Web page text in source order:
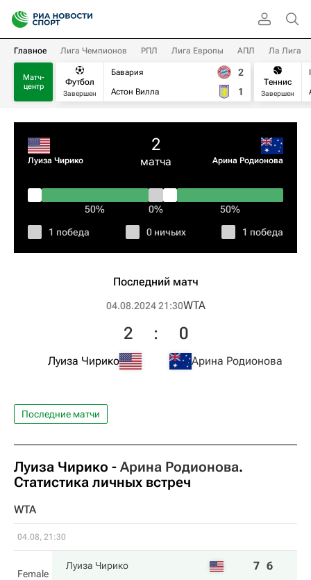
Главное Лига Чемпионов РПЛ Лига Европы АПЛ Ла Лига
Матч-
центр
Футбол
Завершен
Бавария
Астон Вилла
2
1
Теннис
Завершен
Луиза Чирико
2
матча Арина Родионова
50% 0% 50%
1 победа 0 ничьих 1 победа
Последний матч
04.08.2024 21:30WTA
Луиза Чирико
2 : 0
Арина Родионова
Последние матчи
Луиза Чирико - Арина Родионова.
Статистика личных встреч
WTA
04.08, 21:30
Female
Луиза Чирико 7 6